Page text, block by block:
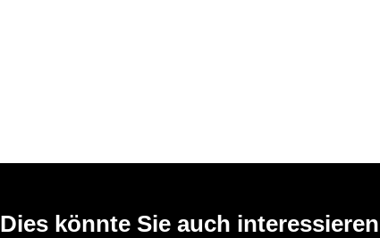
Dies könnte Sie auch interessieren